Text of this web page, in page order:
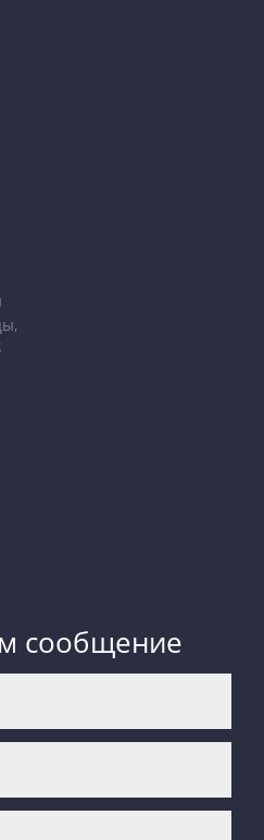
сообщение